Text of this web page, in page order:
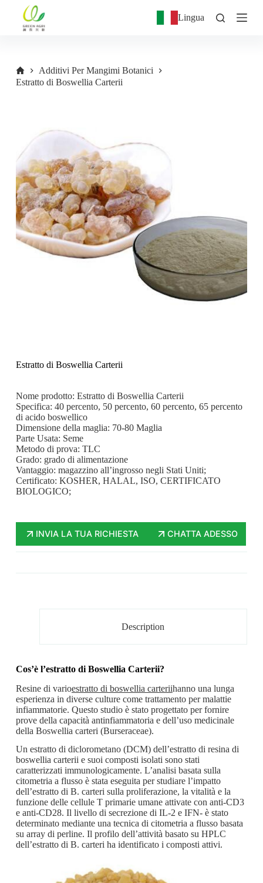
o
Lingua
Additivi Per Mangimi Botanici
Estratto di Boswellia Carterii
Estratto di Boswellia Carterii
Nome prodotto: Estratto di Boswellia Carterii
Specifica: 40 percento, 50 percento, 60 percento, 65 percento
di acido boswellico
Dimensione della maglia: 70-80 Maglia
Parte Usata: Seme
Metodo di prova: TLC
Grado: grado di alimentazione
Vantaggio: magazzino all’ingrosso negli Stati Uniti;
Certificato: KOSHER, HALAL, ISO, CERTIFICATO
BIOLOGICO;
INVIA LA TUA RICHIESTA CHATTA ADESSO
Description
Cos’è l’estratto di Boswellia Carterii?
Resine di varioestratto di boswellia carteriihanno una lunga
esperienza in diverse culture come trattamento per malattie
infiammatorie. Questo studio è stato progettato per fornire
prove della capacità antinfiammatoria e dell’uso medicinale
della Boswellia carteri (Burseraceae).
Un estratto di diclorometano (DCM) dell’estratto di resina di
boswellia carterii e suoi composti isolati sono stati
caratterizzati immunologicamente. L’analisi basata sulla
citometria a flusso è stata eseguita per studiare l’impatto
dell’estratto di B. carteri sulla proliferazione, la vitalità e la
funzione delle cellule T primarie umane attivate con anti-CD3
e anti-CD28. Il livello di secrezione di IL-2 e IFN- è stato
determinato mediante una tecnica di citometria a flusso basata
su array di perline. Il profilo dell’attività basato su HPLC
dell’estratto di B. carteri ha identificato i composti attivi.